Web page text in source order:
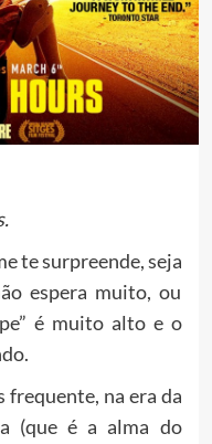
te surpreende, seja
espera muito, ou
é muito alto e o
frequente, na era da
(que é a alma do